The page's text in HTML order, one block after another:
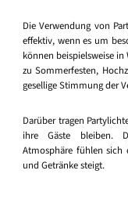
Die Verwendung von
effektiv, wenn es um
können beispielsweise
zu Sommerfesten,
gesellige Stimmung der
Darüber tragen
ihre Gäste bleiben.
Atmosphäre fühlen sich
und Getränke steigt.